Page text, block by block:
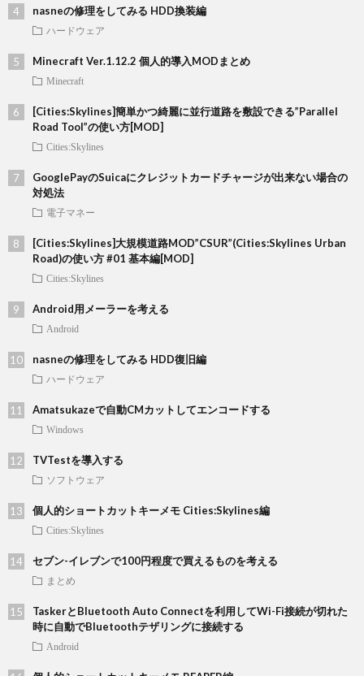
nasneの修理をしてみる HDD換装編
ハードウェア
Minecraft Ver.1.12.2 個人的導入MODまとめ
Minecraft
[Cities:Skylines]簡単かつ綺麗に並行道路を敷設できる”Parallel
Road Tool”の使い方[MOD]
Cities:Skylines
GooglePayのSuicaにクレジットカードチャージが出来ない場合の
対処法
電子マネー
[Cities:Skylines]大規模道路MOD”CSUR”(Cities:Skylines Urban
Road)の使い方 #01 基本編[MOD]
Cities:Skylines
Android用メーラーを考える
Android
nasneの修理をしてみる HDD復旧編
ハードウェア
Amatsukazeで自動CMカットしてエンコードする
Windows
TVTestを導入する
ソフトウェア
個人的ショートカットキーメモ Cities:Skylines編
Cities:Skylines
セブン-イレブンで100円程度で買えるものを考える
まとめ
TaskerとBluetooth Auto Connectを利用してWi-Fi接続が切れた
時に自動でBluetoothテザリングに接続する
Android